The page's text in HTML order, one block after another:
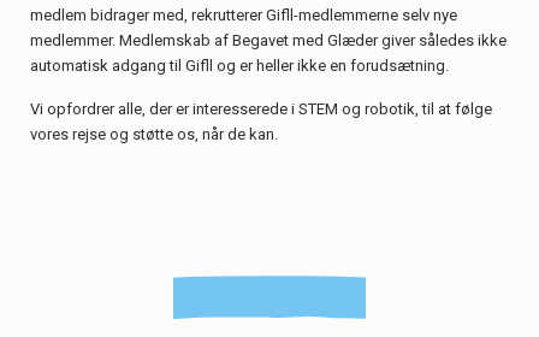
medlem bidrager med, rekrutterer Gifll-medlemmerne selv nye
medlemmer. Medlemskab af Begavet med Glæder giver således ikke
automatisk adgang til Gifll og er heller ikke en forudsætning.
Vi opfordrer alle, der er interesserede i STEM og robotik, til at følge
vores rejse og støtte os, når de kan.